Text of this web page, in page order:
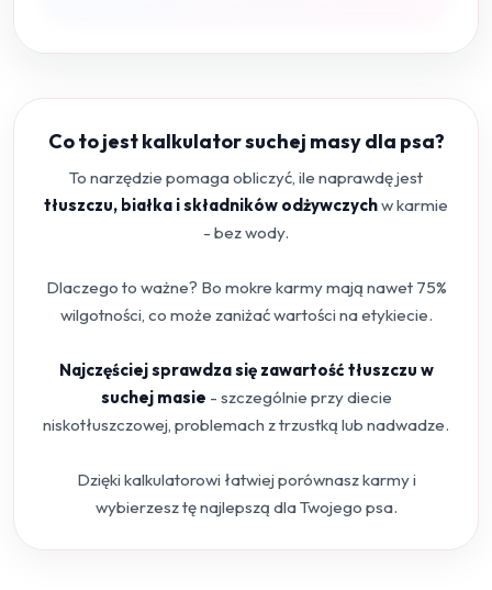
Co to jest kalkulator suchej masy dla psa?
To narzędzie pomaga obliczyć, ile naprawdę jest
tłuszczu, białka i składników odżywczychw karmie
- bez wody.
Dlaczego to ważne? Bo mokre karmy mają nawet 75%
wilgotności, co może zaniżać wartości na etykiecie.
Najczęściej sprawdza się zawartość tłuszczu w
suchej masie - szczególnie przy diecie
niskotłuszczowej, problemach z trzustką lub nadwadze.
Dzięki kalkulatorowi łatwiej porównasz karmy i
wybierzesz tę najlepszą dla Twojego psa.